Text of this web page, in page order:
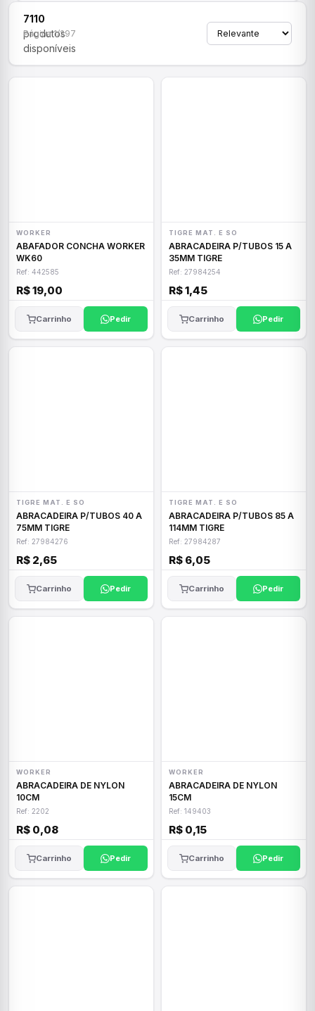
7110
produtos
disponíveis
Página 1/297
WORKER
ABAFADOR CONCHA WORKER
WK60
Ref: 442585
R$ 19,00
Carrinho Pedir
TIGRE MAT. E SO
ABRACADEIRA P/TUBOS 15 A
35MM TIGRE
Ref: 27984254
R$ 1,45
Carrinho Pedir
TIGRE MAT. E SO
ABRACADEIRA P/TUBOS 40 A
75MM TIGRE
Ref: 27984276
R$ 2,65
Carrinho Pedir
TIGRE MAT. E SO
ABRACADEIRA P/TUBOS 85 A
114MM TIGRE
Ref: 27984287
R$ 6,05
Carrinho Pedir
WORKER
ABRACADEIRA DE NYLON
10CM
Ref: 2202
R$ 0,08
Carrinho Pedir
WORKER
ABRACADEIRA DE NYLON
15CM
Ref: 149403
R$ 0,15
Carrinho Pedir